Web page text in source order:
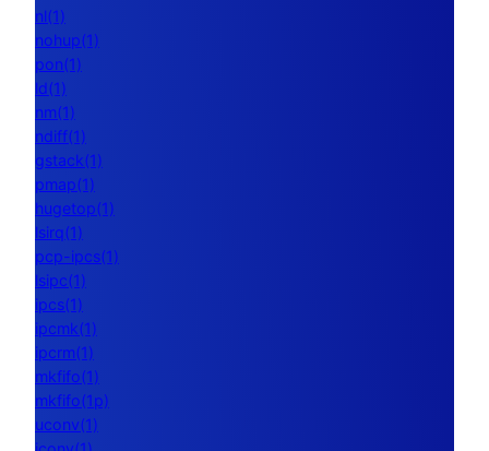
nl(1)
nohup(1)
pon(1)
ld(1)
nm(1)
ndiff(1)
gstack(1)
pmap(1)
hugetop(1)
lsirq(1)
pcp-ipcs(1)
lsipc(1)
ipcs(1)
ipcmk(1)
ipcrm(1)
mkfifo(1)
mkfifo(1p)
uconv(1)